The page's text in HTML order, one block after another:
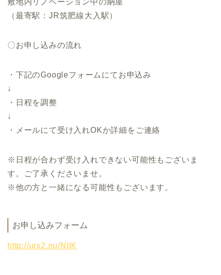
敷地内リノベーション中の納屋
（最寄駅：JR筑肥線大入駅）
〇お申し込みの流れ
・下記のGoogleフォームにてお申込み
↓
・日程を調整
↓
・メールにて受け入れOKか詳細をご連絡
※日程が合わず受け入れできない可能性もございま
す。ご了承くださいませ。
※他の方と一緒になる可能性もございます。
お申し込みフォーム
http://urx2.nu/NIIK